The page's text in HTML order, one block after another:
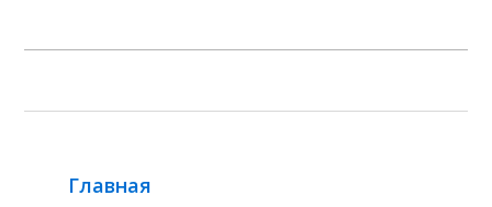
Главная